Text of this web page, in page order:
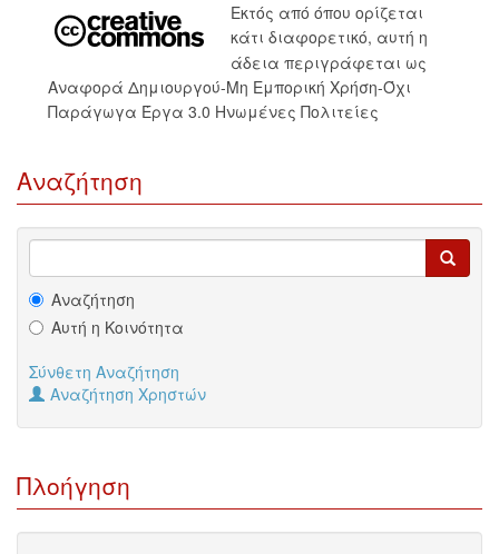
Εκτός από όπου ορίζεται
κάτι διαφορετικό, αυτή η
άδεια περιγράφεται ως
Αναφορά Δημιουργού-Μη Εμπορική Χρήση-Όχι
Παράγωγα Έργα 3.0 Ηνωμένες Πολιτείες
Αναζήτηση
Αναζήτηση
Αυτή η Κοινότητα
Σύνθετη Αναζήτηση
Αναζήτηση Χρηστών
Πλοήγηση